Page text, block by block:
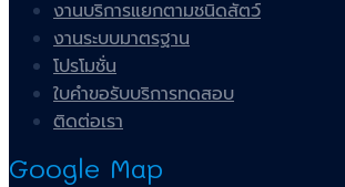
งานบริการแยกตามชนิดสัตว์
งานระบบมาตรฐาน
โปรโมชั่น
ใบคำขอรับบริการทดสอบ
ติดต่อเรา
Google Map